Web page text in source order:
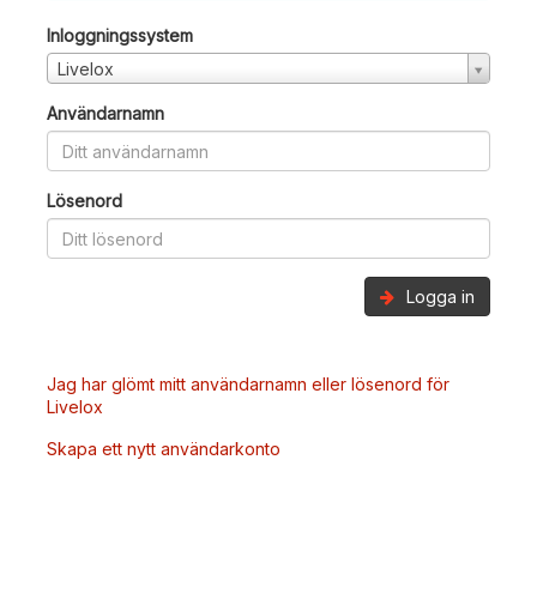
Inloggningssystem
Livelox
Användarnamn
Lösenord
Logga in
Jag har glömt mitt användarnamn eller lösenord för
Livelox
Skapa ett nytt användarkonto